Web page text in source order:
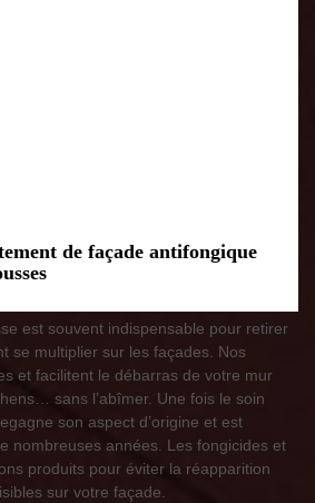
de façade antifongique
est souvent indispensable pour retirer
se multiplier sur les façades. Nos
et facilitent le débarras de votre mur
sans l’abîmer. Une fois le soin
son aspect d’origine et est
nombreuses années. Les fongicides et
produits pour éviter la réapparition
sur votre façade.